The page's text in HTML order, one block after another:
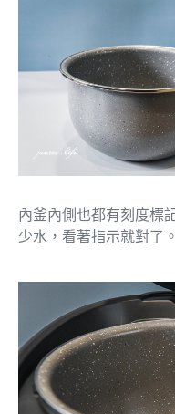
內釜內側也都有刻度標
少水，看著指示就對了。